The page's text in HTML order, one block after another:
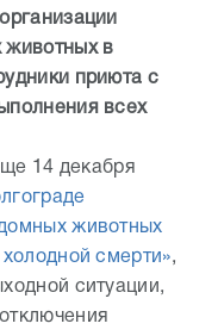
животных в
приюта с
всех
14 декабря
животных
смерти»,
ситуации,